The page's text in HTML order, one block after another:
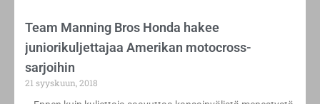
Team Manning Bros Honda hakee
juniorikuljettajaa Amerikan motocross-
sarjoihin
21 syyskuun, 2018